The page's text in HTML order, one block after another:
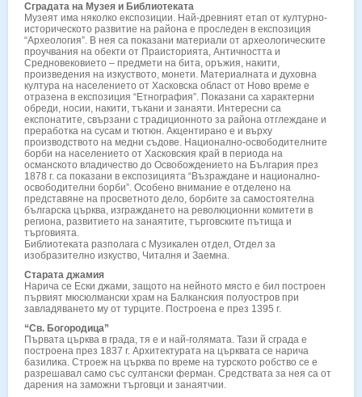
Сградата на Музея и Библиотеката
Музеят има няколко експозиции. Най-древният етап от културно-
историческото развитие на района е проследен в експозиция
“Археология”. В нея са показани материали от археологическите
проучвания на обекти от Праисторията, Античността и
Средновековието – предмети на бита, оръжия, накити,
произведения на изкуството, монети. Материалната и духовна
култура на населението от Хасковска област от Ново време е
отразена в експозиция “Етнография”. Показани са характерни
обреди, носии, накити, тъкани и занаяти. Интересни са
експонатите, свързани с традиционното за района отглеждане и
преработка на сусам и тютюн. Акцентирано е и върху
производството на медни съдове. Национално-освободителните
борби на населението от Хасковския край в периода на
османското владичество до Освобождението на България през
1878 г. са показани в експозицията “Възраждане и национално-
освободителни борби”. Особено внимание е отделено на
представяне на просветното дело, борбите за самостоятелна
българска църква, изграждането на революционни комитети в
региона, развитието на занаятите, търговските пътища и
търговията.
Библиотеката разполага с Музикален отдел, Отдел за
изобразително изкуство, Читалня и Заемна.
Старата джамия
Нарича се Ески джами, защото на нейното място е бил построен
първият мюсюлмански храм на Балканския полуостров при
завладяването му от турците. Построена е през 1395 г.
“Св. Богородица”
Първата църква в града, тя е и най-голямата. Тази й сграда е
построена през 1837 г. Архитектурата на църквата се нарича
базилика. Строеж на църква по време на турското робство се е
разрешавал само със султански ферман. Средствата за нея са от
дарения на заможни търговци и занаятчии.